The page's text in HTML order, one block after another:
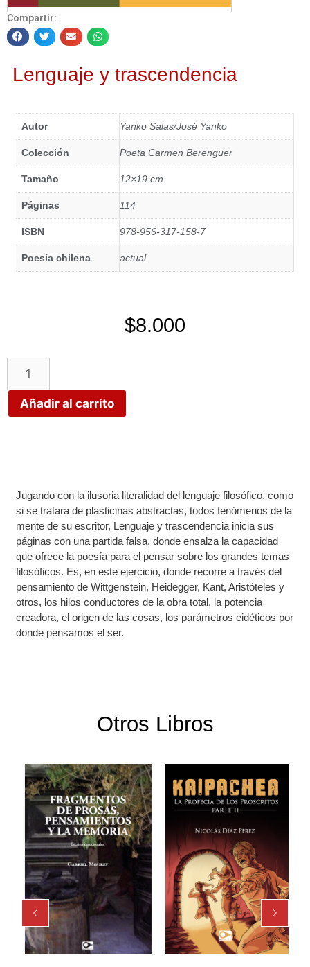
Compartir:
Lenguaje y trascendencia
Autor Yanko Salas/José Yanko
Colección Poeta Carmen Berenguer
Tamaño 12×19 cm
Páginas 114
ISBN 978-956-317-158-7
Poesía chilena actual
$8.000
Añadir al carrito
Jugando con la ilusoria literalidad del lenguaje filosófico, como
si se tratara de plasticinas abstractas, todos fenómenos de la
mente de su escritor, Lenguaje y trascendencia inicia sus
páginas con una partida falsa, donde ensalza la capacidad
que ofrece la poesía para el pensar sobre los grandes temas
filosóficos. Es, en este ejercicio, donde recorre a través del
pensamiento de Wittgenstein, Heidegger, Kant, Aristóteles y
otros, los hilos conductores de la obra total, la potencia
creadora, el origen de las cosas, los parámetros eidéticos por
donde pensamos el ser.
Otros Libros